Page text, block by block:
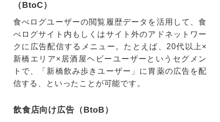
（BtoC）
食べログユーザーの閲覧履歴データを活用して、食
べログサイト内もしくはサイト外のアドネットワー
クに広告配信するメニュー。たとえば、20代以上×
新橋エリア×居酒屋ヘビーユーザーというセグメン
トで、「新橋飲み歩きユーザー」に胃薬の広告を配
信する、といったことが可能です。
飲食店向け広告（BtoB）